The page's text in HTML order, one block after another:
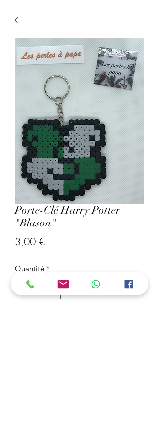
Porte-Clé Harry Potter
"Blason"
3,00 €Prix
Quantité *